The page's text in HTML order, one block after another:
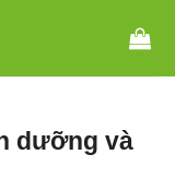
dưỡng và